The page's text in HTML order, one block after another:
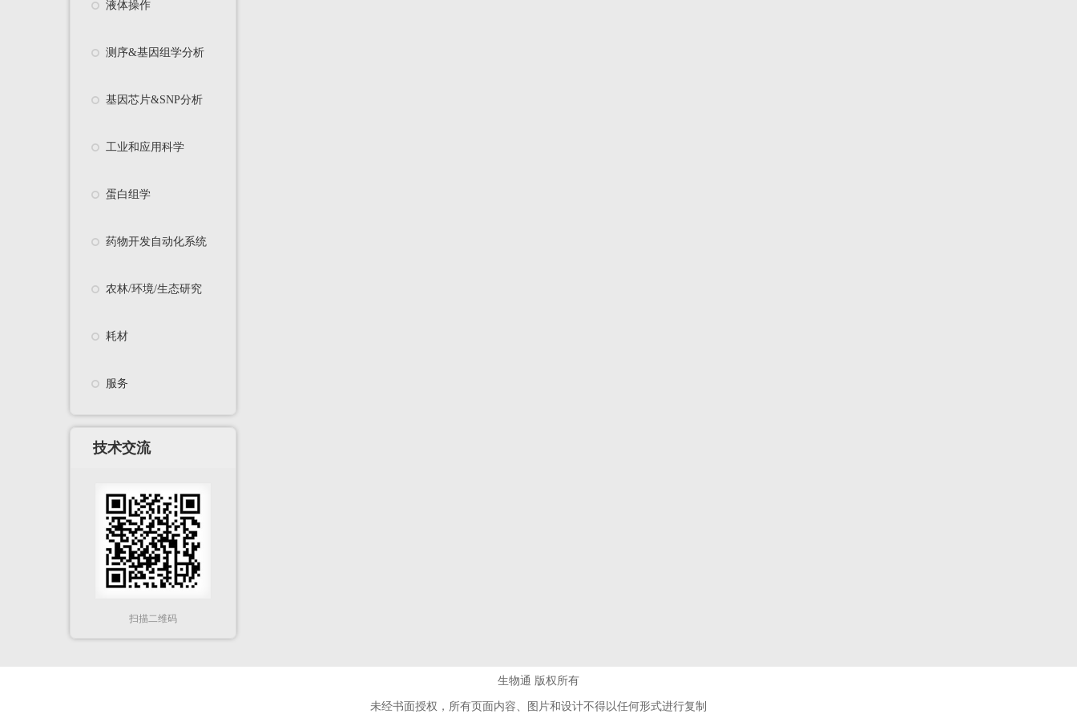
液体操作
测序&基因组学分析
基因芯片&SNP分析
工业和应用科学
蛋白组学
药物开发自动化系统
农林/环境/生态研究
耗材
服务
技术交流
扫描二维码
生物通 版权所有
未经书面授权，所有页面内容、图片和设计不得以任何形式进行复制